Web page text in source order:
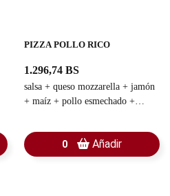
PIZZA POLLO RICO
1.296,74 BS
salsa + queso mozzarella + jamón
+ maíz + pollo esmechado +
0 Añadir